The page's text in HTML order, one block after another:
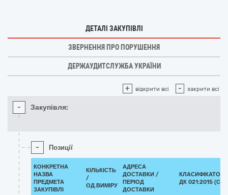
ДЕТАЛІ ЗАКУПІВЛІ
ЗВЕРНЕННЯ ПРО ПОРУШЕННЯ
ДЕРЖАУДИТСЛУЖБА УКРАЇНИ
+ відкрити всі - закрити всі
- Закупівля:
- Позиції
КОНКРЕТНА
НАЗВА
ПРЕДМЕТА
ЗАКУПІВЛІ
КІЛЬКІСТЬ
/
ОД.ВИМІРУ
АДРЕСА
ДОСТАВКИ /
ПЕРІОД
ДОСТАВКИ
КЛАСИФІКАТОР
ДК 021:2015